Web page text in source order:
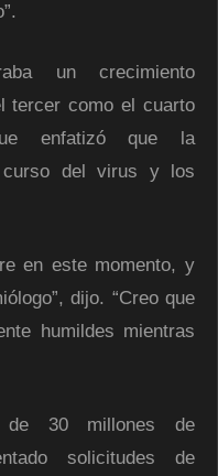
un crecimiento
tercer como el cuarto
enfatizó que la
curso del virus y los
en este momento, y
dijo. “Creo que
humildes mientras
de 30 millones de
solicitudes de